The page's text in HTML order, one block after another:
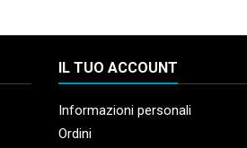
IL TUO ACCOUNT
Informazioni personali
Ordini